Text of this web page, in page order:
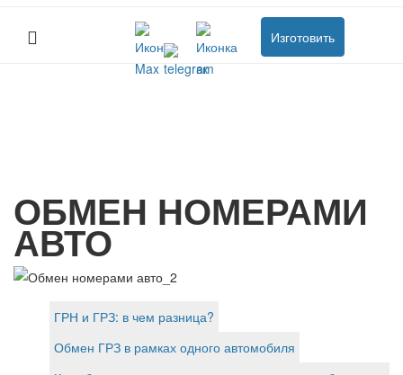
Изготовить
ОБМЕН НОМЕРАМИ
АВТО
ГРН и ГРЗ: в чем разница?
Обмен ГРЗ в рамках одного автомобиля